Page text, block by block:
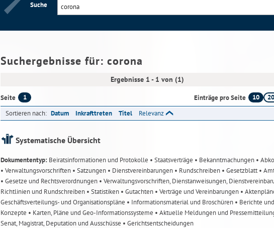
Suche
Suchergebnisse für: corona
Ergebnisse 1 - 1 von (1)
Seite 1 Einträge pro Seite 10 20
Sortieren nach: Datum Inkrafttreten Titel Relevanz
Systematische Übersicht
Dokumententyp: Beiratsinformationen und Protokolle • Staatsverträge • Bekanntmachungen •
• Verwaltungsvorschriften • Satzungen • Dienstvereinbarungen • Rundschreiben • Gesetzblatt•
• Gesetze und Rechtsverordnungen • Verwaltungsvorschriften, Dienstanweisungen,
Richtlinien und Rundschreiben • Statistiken • Gutachten • Verträge und Vereinbarungen •
Geschäftsverteilungs- und Organisationspläne • Informationsmaterial und Broschüren • Berichte und
Konzepte • Karten, Pläne und Geo-Informationssysteme • Aktuelle Meldungen und
Senat, Magistrat, Deputation und Ausschüsse • Gerichtsentscheidungen